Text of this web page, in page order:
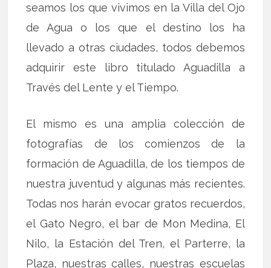
seamos los que vivimos en la Villa del Ojo
de Agua o los que el destino los ha
llevado a otras ciudades, todos debemos
adquirir este libro titulado Aguadilla a
Través del Lente y el Tiempo.
El mismo es una amplia colección de
fotografías de los comienzos de la
formación de Aguadilla, de los tiempos de
nuestra juventud y algunas más recientes.
Todas nos harán evocar gratos recuerdos,
el Gato Negro, el bar de Mon Medina, El
Nilo, la Estación del Tren, el Parterre, la
Plaza, nuestras calles, nuestras escuelas